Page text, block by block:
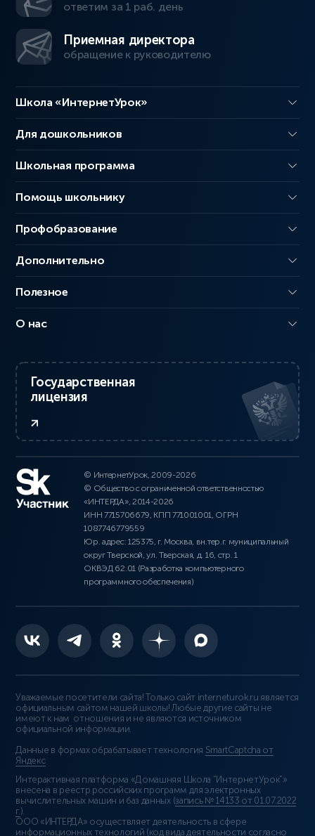
ответим за 1 раб. день
Приемная директора
обращение к руководителю
Школа «ИнтернетУрок»
Для дошкольников
Школьная программа
Помощь школьнику
Профобразование
Дополнительно
Полезное
О нас
Государственная
лицензия
© ИнтернетУрок, 2009-2026
© Общество с ограниченной ответственностью
«ИНТЕРДА», 2014-2026
ИНН 7715706679, КПП 771001001, ОГРН
1087746779559
Юр. адрес: 125375, г. Москва, вн.тер.г. муниципальный
округ Тверской, ул. Тверская, д. 16, стр. 1
ОКВЭД 62.01 (Разработка компьютерного
программного обеспечения)
Уважаемые посетители сайта! Только сайт interneturok.ru является
официальным сайтом нашей школы! Любые другие сайты не
имеют к нам отношения и не являются источником
официальной информации.
Данные в формах обрабатывает технология SmartCaptcha от
Яндекс
Интерактивная платформа «Домашняя Школа “ИнтернетУрок”»
внесена в реестр российских программ для электронных
вычислительных машин и баз данных (запись № 14133 от 01.07.2022
г.).
ООО «ИНТЕРДА» осуществляет деятельность в сфере
информационных технологий (код вида деятельности согласно